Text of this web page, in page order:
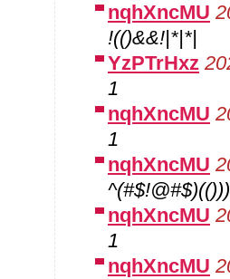
nqhXncMU
!(()&&!|*|*|
YzPTrHxz
1
nqhXncMU
1
nqhXncMU
nqhXncMU
1
nqhXncMU